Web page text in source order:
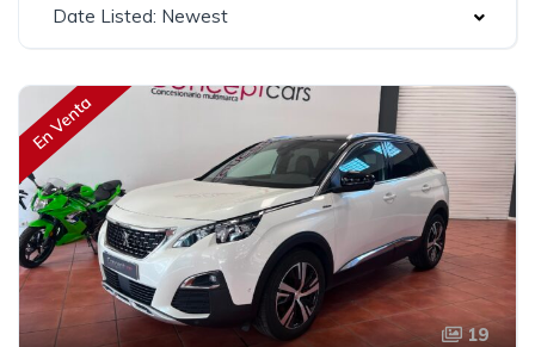
Date Listed: Newest
En Venta
19